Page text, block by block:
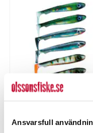
Ansvarsfull
109,00 kr
Tidigare
119,00 kr
119,00 kr